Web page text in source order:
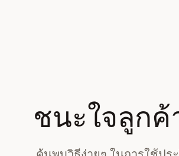
ชนะใจลูกค้